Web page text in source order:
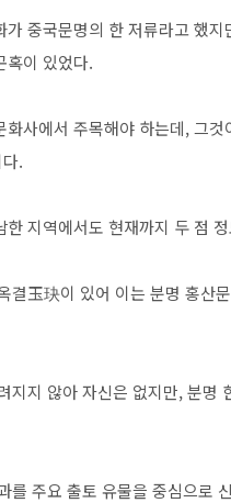
중국문명의 한 저류라고 했
혹이 있었다.
사에서 주목해야 하는데, 그
.
지역에서도 현재까지 두 점
결玉玦이 있어 이는 분명 홍산
지지 않아 자신은 없지만, 분명
를 주요 출토 유물을 중심으로